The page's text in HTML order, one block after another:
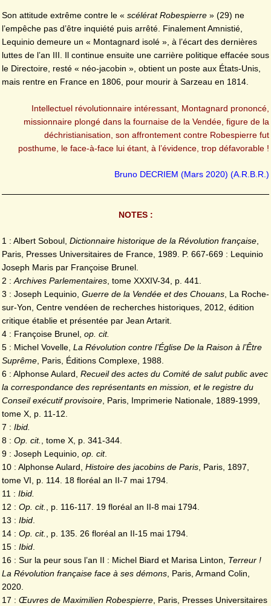
Son attitude extrême contre le « scélérat Robespierre » (29) ne
l’empêche pas d’être inquiété puis arrêté. Finalement Amnistié,
Lequinio demeure un « Montagnard isolé », à l’écart des dernières
luttes de l’an III. Il continue ensuite une carrière politique effacée sous
le Directoire, resté « néo-jacobin », obtient un poste aux États-Unis,
mais rentre en France en 1806, pour mourir à Sarzeau en 1814.
Intellectuel révolutionnaire intéressant, Montagnard prononcé,
missionnaire plongé dans la fournaise de la Vendée, figure de la
déchristianisation, son affrontement contre Robespierre fut
posthume, le face-à-face lui étant, à l’évidence, trop défavorable !
Bruno DECRIEM (Mars 2020) (A.R.B.R.)
NOTES :
1 : Albert Soboul, Dictionnaire historique de la Révolution française,
Paris, Presses Universitaires de France, 1989. P. 667-669 : Lequinio
Joseph Maris par Françoise Brunel.
2 :Archives Parlementaires, tome XXXIV-34, p. 441.
3 : Joseph Lequinio, Guerre de la Vendée et des Chouans, La Roche-
sur-Yon, Centre vendéen de recherches historiques, 2012, édition
critique établie et présentée par Jean Artarit.
4 : Françoise Brunel, op. cit.
5 : Michel Vovelle, La Révolution contre l’Église De la Raison à l’Être
Suprême, Paris, Éditions Complexe, 1988.
6 : Alphonse Aulard, Recueil des actes du Comité de salut public avec
la correspondance des représentants en mission, et le registre du
Conseil exécutif provisoire, Paris, Imprimerie Nationale, 1889-1999,
tome X, p. 11-12.
7 : Ibid.
8 : Op. cit., tome X, p. 341-344.
9 : Joseph Lequinio, op. cit.
10 : Alphonse Aulard, Histoire des jacobins de Paris, Paris, 1897,
tome VI, p. 114. 18 floréal an II-7 mai 1794.
11 : Ibid.
12 : Op. cit., p. 116-117. 19 floréal an II-8 mai 1794.
13 : Ibid.
14 : Op. cit., p. 135. 26 floréal an II-15 mai 1794.
15 : Ibid.
16 : Sur la peur sous l’an II : Michel Biard et Marisa Linton, Terreur !
La Révolution française face à ses démons, Paris, Armand Colin,
2020.
17 : Œuvres de Maximilien Robespierre, Paris, Presses Universitaires